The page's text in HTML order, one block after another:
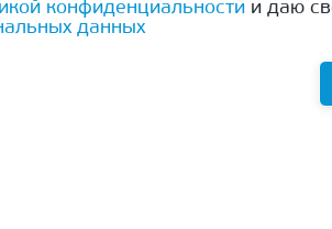
конфиденциальности и даю
данных